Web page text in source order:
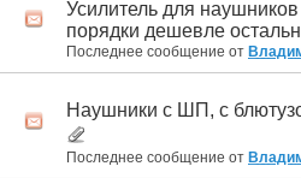
Усилитель для наушников
порядки дешевле
Последнее сообщение от
Наушники с ШП, с
Последнее сообщение от